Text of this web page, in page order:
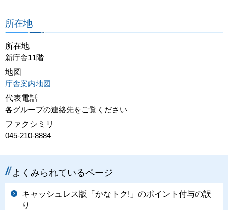
所在地
所在地
新庁舎11階
地図
庁舎案内地図
代表電話
各グループの連絡先をご覧ください
ファクシミリ
045-210-8884
よくみられているページ
キャッシュレス版「かなトク!」のポイント付与の誤
り